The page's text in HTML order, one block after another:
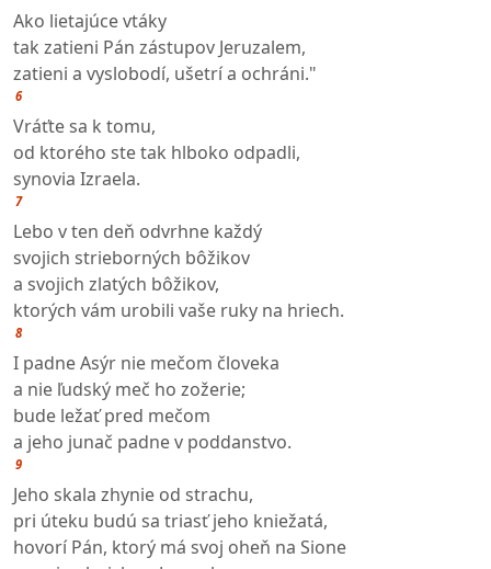
Ako lietajúce vtáky
tak zatieni Pán zástupov Jeruzalem,
zatieni a vyslobodí, ušetrí a ochráni."
6
Vráťte sa k tomu,
od ktorého ste tak hlboko odpadli,
synovia Izraela.
7
Lebo v ten deň odvrhne každý
svojich strieborných bôžikov
a svojich zlatých bôžikov,
ktorých vám urobili vaše ruky na hriech.
8
I padne Asýr nie mečom človeka
a nie ľudský meč ho zožerie;
bude ležať pred mečom
a jeho junač padne v poddanstvo.
9
Jeho skala zhynie od strachu,
pri úteku budú sa triasť jeho kniežatá,
hovorí Pán, ktorý má svoj oheň na Sione